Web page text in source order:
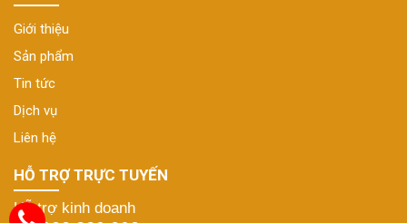
Giới thiệu
Sản phẩm
Tin tức
Dịch vụ
Liên hệ
HỖ TRỢ TRỰC TUYẾN
Hỗ trợ kinh doanh